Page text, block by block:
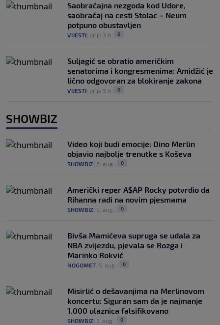
Saobraćajna nezgoda kod Udore,
saobraćaj na cesti Stolac – Neum
potpuno obustavljen
VIJESTI prije 3 h 0
Suljagić se obratio američkim
senatorima i kongresmenima: Amidžić je
lično odgovoran za blokiranje zakona
VIJESTI prije 3 h 0
SHOWBIZ
Video koji budi emocije: Dino Merlin
objavio najbolje trenutke s Koševa
SHOWBIZ 6. aug. 0
Američki reper A$AP Rocky potvrdio da
Rihanna radi na novim pjesmama
SHOWBIZ 6. aug. 0
Bivša Mamićeva supruga se udala za
NBA zvijezdu, pjevala se Rozga i
Marinko Rokvić
NOGOMET 5. aug. 0
Misirlić o dešavanjima na Merlinovom
koncertu: Siguran sam da je najmanje
1.000 ulaznica falsifikovano
SHOWBIZ 5. aug. 0